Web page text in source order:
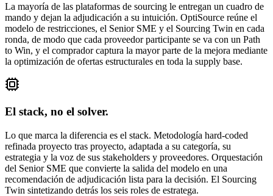
La mayoría de las plataformas de sourcing le entregan un cuadro de
mando y dejan la adjudicación a su intuición. OptiSource reúne el
modelo de restricciones, el Senior SME y el Sourcing Twin en cada
ronda, de modo que cada proveedor participante se va con un Path
to Win, y el comprador captura la mayor parte de la mejora mediante
la optimización de ofertas estructurales en toda la supply base.
El stack, no el solver.
Lo que marca la diferencia es el stack. Metodología hard-coded
refinada proyecto tras proyecto, adaptada a su categoría, su
estrategia y la voz de sus stakeholders y proveedores. Orquestación
del Senior SME que convierte la salida del modelo en una
recomendación de adjudicación lista para la decisión. El Sourcing
Twin sintetizando detrás los seis roles de estratega.